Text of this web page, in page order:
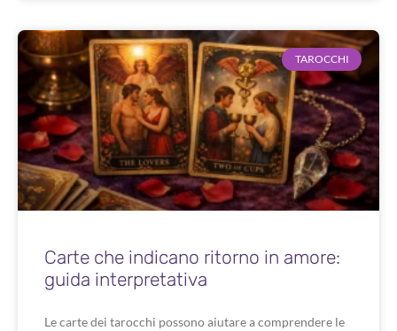
TAROCCHI
Carte che indicano ritorno in amore:
guida interpretativa
Le carte dei tarocchi possono aiutare a comprendere le